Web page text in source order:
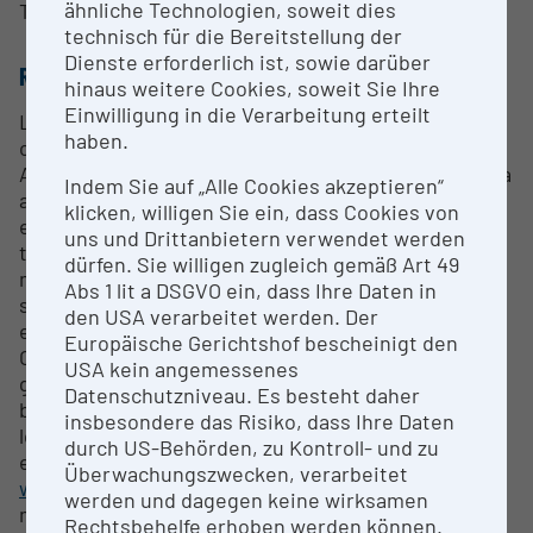
Thomas Dirnböck
RESEARCH SERVICES
LTER Zöbelboden is a small, well definable
catchment of 90 ha in the National Park Kalkalpen in
Austria. Material inputs, pollutants and nutrients via
air and precipitation are measured as well as their
effects on the ecosystem. Their behaviour within
the ecosystem is studied in a comprehensive
manner and effects are determined. With
standardized methods the long-term trends of
ecosystem water and element fluxes are studied.
Outputs through surface waters and into
groundwater are part of this work as are trends in
biodiversity and effects of climate change. The the
long-term data is used in the UNECE CLRTAP
effects monitoring Networks (http://www.unece-
wge.org), in EMEP, and the national air pollution
monitoring. LTER Zöbelboden is an important site
ähnliche Technologien, soweit dies
technisch für die Bereitstellung der
Dienste erforderlich ist, sowie darüber
hinaus weitere Cookies, soweit Sie Ihre
Einwilligung in die Verarbeitung erteilt
haben.
Indem Sie auf „Alle Cookies akzeptieren“
klicken, willigen Sie ein, dass Cookies von
uns und Drittanbietern verwendet werden
dürfen. Sie willigen zugleich gemäß Art 49
Abs 1 lit a DSGVO ein, dass Ihre Daten in
den USA verarbeitet werden. Der
Europäische Gerichtshof bescheinigt den
USA kein angemessenes
Datenschutzniveau. Es besteht daher
insbesondere das Risiko, dass Ihre Daten
durch US-Behörden, zu Kontroll- und zu
Überwachungszwecken, verarbeitet
werden und dagegen keine wirksamen
Rechtsbehelfe erhoben werden können.